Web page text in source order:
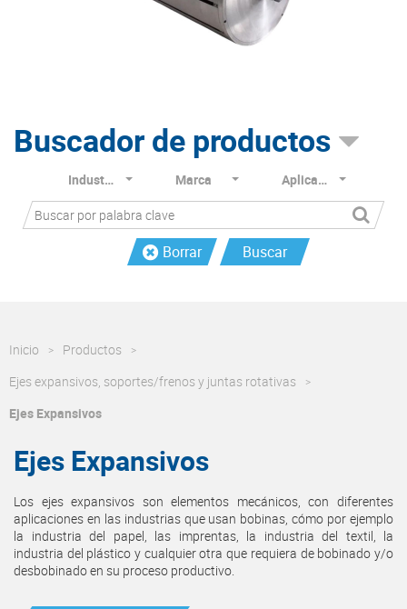
Buscador de productos
Industria Marca Aplicación
Borrar Buscar
Inicio
Productos
Ejes expansivos, soportes/frenos y juntas rotativas
Ejes Expansivos
Ejes Expansivos
Los ejes expansivos son elementos mecánicos, con diferentes
aplicaciones en las industrias que usan bobinas, cómo por ejemplo
la industria del papel, las imprentas, la industria del textil, la
industria del plástico y cualquier otra que requiera de bobinado y/o
desbobinado en su proceso productivo.